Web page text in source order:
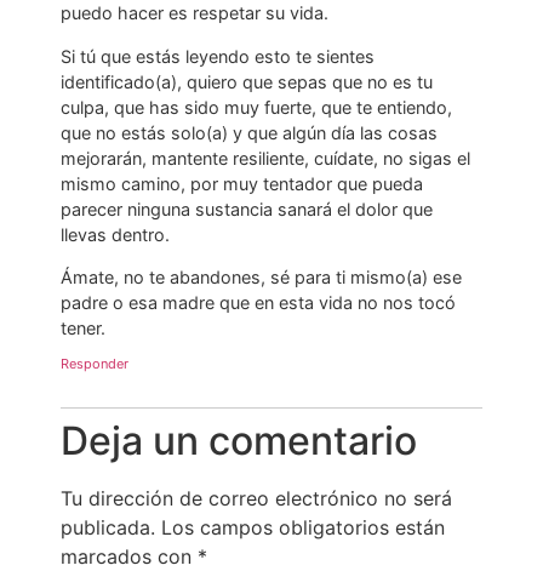
puedo hacer es respetar su vida.
Si tú que estás leyendo esto te sientes
identificado(a), quiero que sepas que no es tu
culpa, que has sido muy fuerte, que te entiendo,
que no estás solo(a) y que algún día las cosas
mejorarán, mantente resiliente, cuídate, no sigas el
mismo camino, por muy tentador que pueda
parecer ninguna sustancia sanará el dolor que
llevas dentro.
Ámate, no te abandones, sé para ti mismo(a) ese
padre o esa madre que en esta vida no nos tocó
tener.
Responder
Deja un comentario
Tu dirección de correo electrónico no será
publicada. Los campos obligatorios están
marcados con *